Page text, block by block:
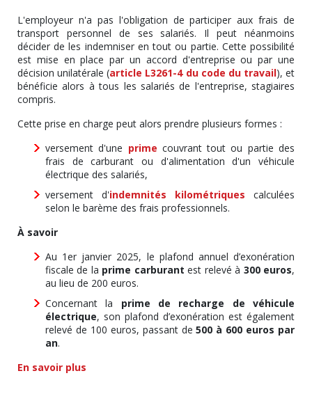
L'employeur n'a pas l'obligation de participer aux frais de
transport personnel de ses salariés. Il peut néanmoins
décider de les indemniser en tout ou partie. Cette possibilité
est mise en place par un accord d'entreprise ou par une
décision unilatérale (article L3261-4 du code du travail), et
bénéficie alors à tous les salariés de l'entreprise, stagiaires
compris.
Cette prise en charge peut alors prendre plusieurs formes :
versement d'une prime couvrant tout ou partie des
frais de carburant ou d'alimentation d'un véhicule
électrique des salariés,
versement d'indemnités kilométriques calculées
selon le barème des frais professionnels.
À savoir
Au 1er janvier 2025, le plafond annuel d’exonération
fiscale de la prime carburant est relevé à 300 euros,
au lieu de 200 euros.
Concernant la prime de recharge de véhicule
électrique, son plafond d’exonération est également
relevé de 100 euros, passant de500 à 600 euros par
an.
En savoir plus